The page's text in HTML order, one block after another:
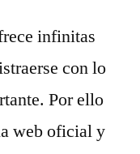
infinitas
con lo
Por ello
web oficial y